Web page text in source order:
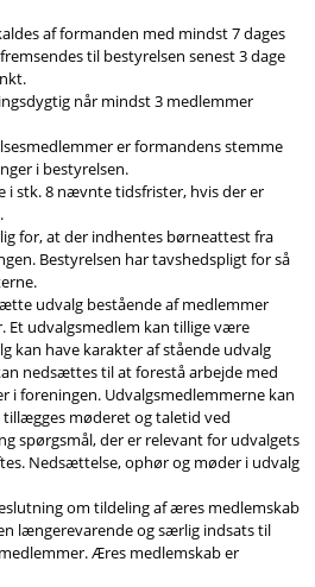
af formanden med mindst 7 dages
til bestyrelsen senest 3 dage
når mindst 3 medlemmer
er formandens stemme
i bestyrelsen.
i stk. 8 nævnte tidsfrister, hvis der er
for, at der indhentes børneattest fra
Bestyrelsen har tavshedspligt for så
udvalg bestående af medlemmer
Et udvalgsmedlem kan tillige være
kan have karakter af stående udvalg
nedsættes til at forestå arbejde med
i foreningen. Udvalgsmedlemmerne kan
møderet og taletid ved
spørgsmål, der er relevant for udvalgets
Nedsættelse, ophør og møder i udvalg
om tildeling af æres medlemskab
længerevarende og særlig indsats til
Æres medlemskab er